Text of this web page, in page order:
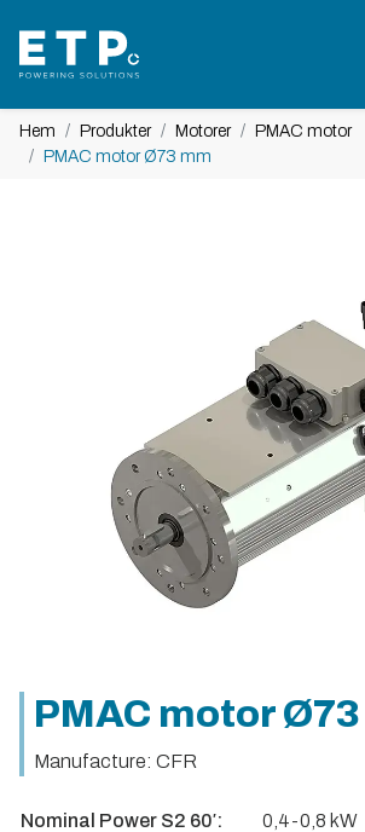
Hem Produkter Motorer
PMAC motor
PMAC motor Ø73 mm
PMAC motor
Manufacture: CFR
Nominal Power S2 60′:
0,4-0,8 kW